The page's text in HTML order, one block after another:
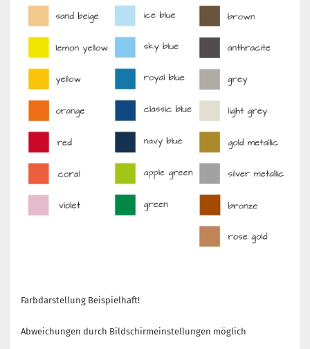
Farbdarstellung Beispielhaft!
Abweichungen durch Bildschirmeinstellungen möglich